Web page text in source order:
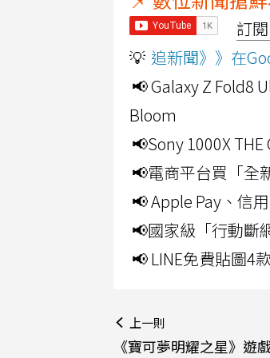
訂
💡 追新聞》》在
📢 Galaxy Z Fold8
Bloom
📢Sony 1000X
📢電商平台買「全
📢 Apple Pay、信
📢國家級「行動斷
📢 LINE免費貼圖4
上一則
《寶可夢明耀之星》遊